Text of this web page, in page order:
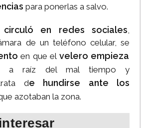
para ponerlas a salvo.
en redes sociales,
de un teléfono celular, se
en que el velero empieza
a raíz del mal tiempo y
de hundirse ante los
azotaban la zona.